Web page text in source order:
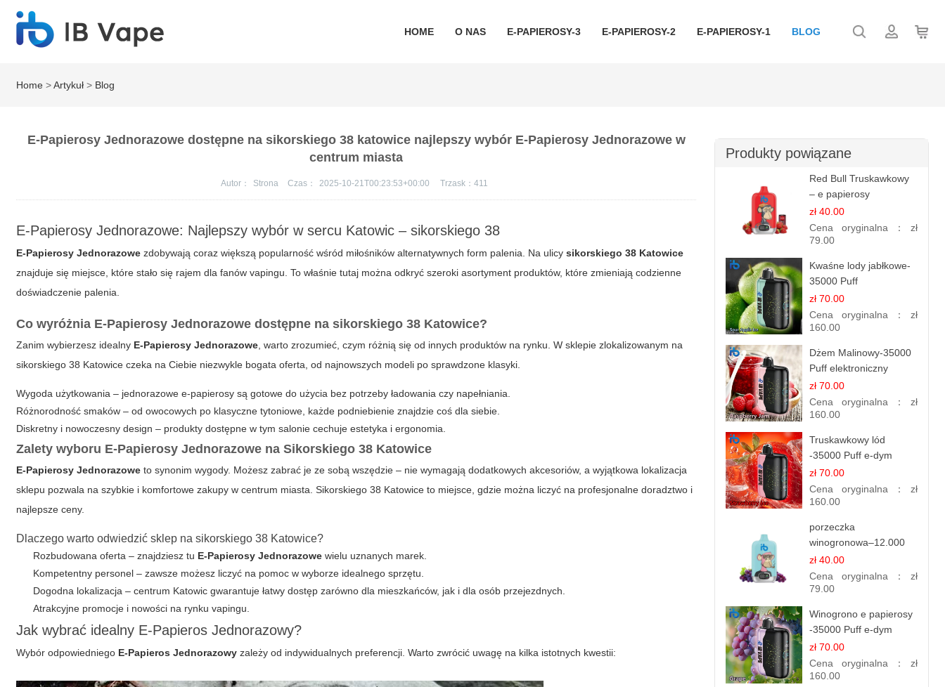
HOME O NAS E-PAPIEROSY-3 E-PAPIEROSY-2 E-PAPIEROSY-1 BLOG
Home >Artykuł > Blog
E-Papierosy Jednorazowe dostępne na sikorskiego 38 katowice najlepszy wybór E-Papierosy Jednorazowe w
centrum miasta
Autor： Strona Czas： 2025-10-21T00:23:53+00:00 Trzask：411
E-Papierosy Jednorazowe: Najlepszy wybór w sercu Katowic – sikorskiego 38
E-Papierosy Jednorazowe zdobywają coraz większą popularność wśród miłośników alternatywnych form palenia. Na ulicysikorskiego 38 Katowice
znajduje się miejsce, które stało się rajem dla fanów vapingu. To właśnie tutaj można odkryć szeroki asortyment produktów, które zmieniają codzienne
doświadczenie palenia.
Co wyróżnia E-Papierosy Jednorazowe dostępne na sikorskiego 38 Katowice?
Zanim wybierzesz idealny E-Papierosy Jednorazowe , warto zrozumieć, czym różnią się od innych produktów na rynku. W sklepie zlokalizowanym na
sikorskiego 38 Katowice czeka na Ciebie niezwykle bogata oferta, od najnowszych modeli po sprawdzone klasyki.
Wygoda użytkowania – jednorazowe e-papierosy są gotowe do użycia bez potrzeby ładowania czy napełniania.
Różnorodność smaków – od owocowych po klasyczne tytoniowe, każde podniebienie znajdzie coś dla siebie.
Diskretny i nowoczesny design – produkty dostępne w tym salonie cechuje estetyka i ergonomia.
Zalety wyboru E-Papierosy Jednorazowe naSikorskiego 38 Katowice
E-Papierosy Jednorazowe to synonim wygody. Możesz zabrać je ze sobą wszędzie – nie wymagają dodatkowych akcesoriów, a wyjątkowa lokalizacja
sklepu pozwala na szybkie i komfortowe zakupy w centrum miasta. Sikorskiego 38 Katowice to miejsce, gdzie można liczyć na profesjonalne doradztwo i
najlepsze ceny.
Dlaczego warto odwiedzić sklep na sikorskiego 38 Katowice?
Rozbudowana oferta – znajdziesz tu E-Papierosy Jednorazowe wielu uznanych marek.
Kompetentny personel – zawsze możesz liczyć na pomoc w wyborze idealnego sprzętu.
Dogodna lokalizacja – centrum Katowic gwarantuje łatwy dostęp zarówno dla mieszkańców, jak i dla osób przejezdnych.
Atrakcyjne promocje i nowości na rynku vapingu.
Jak wybrać idealny E-Papieros Jednorazowy?
Wybór odpowiedniego E-Papieros Jednorazowy zależy od indywidualnych preferencji. Warto zwrócić uwagę na kilka istotnych kwestii:
Produkty powiązane
Red Bull Truskawkowy
– e papierosy
jednorazowe
zł 40.00
Cena oryginalna： zł
79.00
Kwaśne lody jabłkowe-
35000 Puff
elektroniczny papieros
zł 70.00
Cena oryginalna： zł
160.00
Dżem Malinowy-35000
Puff elektroniczny
papieros (Ibvape Bar)
zł 70.00
Cena oryginalna： zł
160.00
Truskawkowy lód
-35000 Puff e-dym
zł 70.00
Cena oryginalna： zł
160.00
porzeczka
winogronowa–12.000
zaciągnięć - e
papierosy
zł 40.00
Cena oryginalna： zł
79.00
Winogrono e papierosy
-35000 Puff e-dym
zł 70.00
Cena oryginalna： zł
160.00